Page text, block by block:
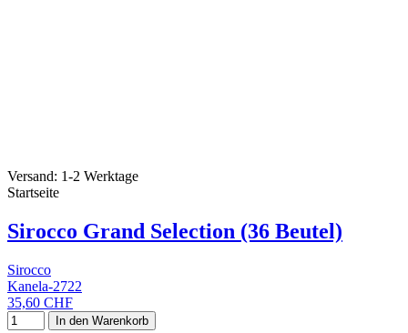
Versand: 1-2 Werktage
Startseite
Sirocco Grand Selection (36 Beutel)
Sirocco
Kanela-2722
35,60 CHF
In den Warenkorb